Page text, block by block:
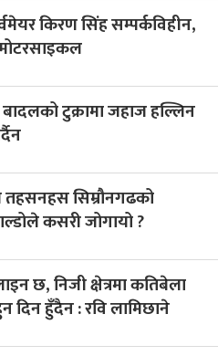
किरण सिंह सम्पर्कविहीन,
टुक्रामा जहाज हल्लिन
सिम्रौनगढको
कसरी जोगायो ?
छ, निजी क्षेत्रमा कतिबेला
दिन हुँदैन : रवि लामिछाने